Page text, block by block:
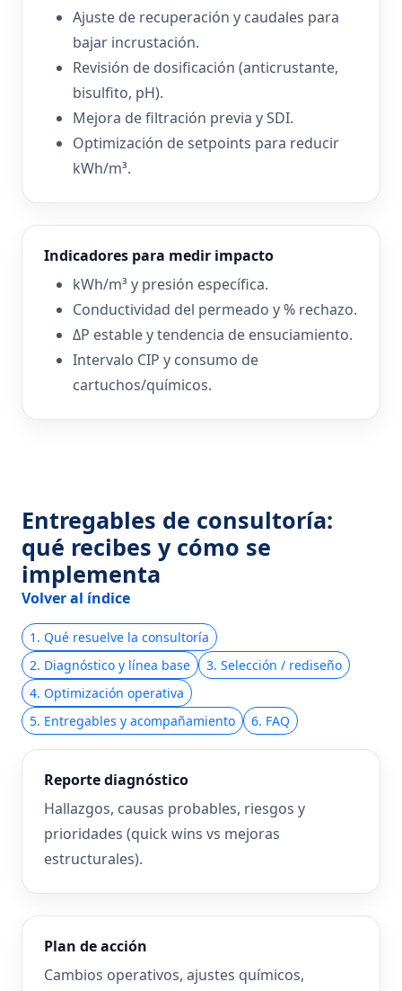
Ajuste de recuperación y caudales para
bajar incrustación.
Revisión de dosificación (anticrustante,
bisulfito, pH).
Mejora de filtración previa y SDI.
Optimización de setpoints para reducir
kWh/m³.
Indicadores para medir impacto
kWh/m³ y presión específica.
Conductividad del permeado y % rechazo.
ΔP estable y tendencia de ensuciamiento.
Intervalo CIP y consumo de
cartuchos/químicos.
Entregables de consultoría:
qué recibes y cómo se
implementa
Volver al índice
1. Qué resuelve la consultoría
2. Diagnóstico y línea base
3. Selección / rediseño
4. Optimización operativa
5. Entregables y acompañamiento
6. FAQ
Reporte diagnóstico
Hallazgos, causas probables, riesgos y
prioridades (quick wins vs mejoras
estructurales).
Plan de acción
Cambios operativos, ajustes químicos,